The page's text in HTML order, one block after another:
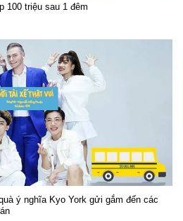
100 triệu sau 1 đêm
ý nghĩa Kyo York gửi gắm đến các